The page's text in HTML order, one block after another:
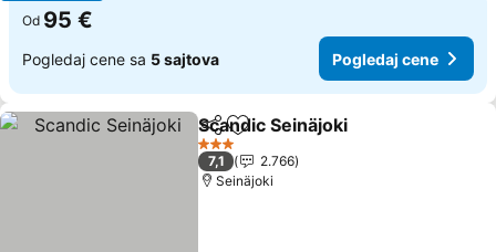
Od 95 €
Pogledaj cene sa 5 sajtova Pogledaj cene
Deli Dodati u favorite
Scandic Seinäjoki
3 Zvezdice
7,1
2.766
Seinäjoki